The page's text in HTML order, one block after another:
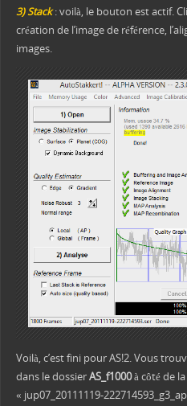
3) Stack: voilà, le bouton est actif.
création de l’image de référence,
images.
Voilà, c’est fini pour AS!2. Vous
dans le dossierAS_f1000à côté de
« jup07_20111119-